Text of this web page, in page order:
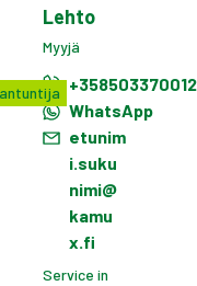
Lehto
Myyjä
+358503370012
WhatsApp
etunim
i.suku
nimi@
kamu
x.fi
Service in